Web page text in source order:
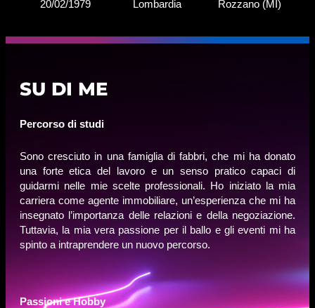
20/02/1979 Lombardia Rozzano (MI)
SU DI ME
Percorso di studi
Sono cresciuto in una famiglia di fabbri, che mi ha donato
una forte etica del lavoro e un senso pratico capaci di
guidarmi nelle mie scelte professionali. Ho iniziato la mia
carriera come agente immobiliare, un’esperienza che mi ha
insegnato l’importanza delle relazioni e della negoziazione.
Tuttavia, la mia vera passione per il ballo e gli eventi mi ha
spinto a intraprendere un nuovo percorso.
Passioni e Hobby